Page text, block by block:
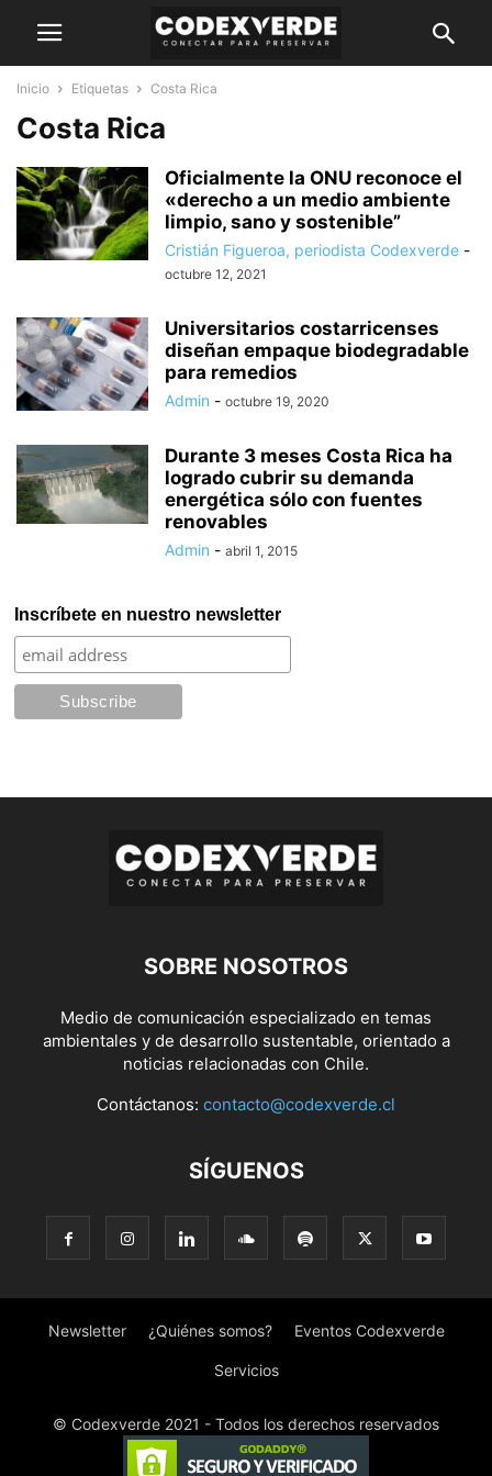
Inicio Etiquetas Costa Rica
Costa Rica
Oficialmente la ONU reconoce el
«derecho a un medio ambiente
limpio, sano y sostenible”
Cristián Figueroa, periodista Codexverde -
octubre 12, 2021
Universitarios costarricenses
diseñan empaque biodegradable
para remedios
Admin - octubre 19, 2020
Durante 3 meses Costa Rica ha
logrado cubrir su demanda
energética sólo con fuentes
renovables
Admin - abril 1, 2015
Inscríbete en nuestro newsletter
SOBRE NOSOTROS
Medio de comunicación especializado en temas
ambientales y de desarrollo sustentable, orientado a
noticias relacionadas con Chile.
Contáctanos: contacto@codexverde.cl
SÍGUENOS
Newsletter ¿Quiénes somos? Eventos Codexverde
Servicios
© Codexverde 2021 - Todos los derechos reservados